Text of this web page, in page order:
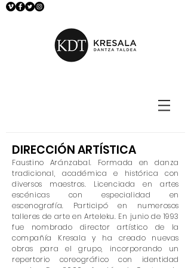
DIRECCIÓN ARTÍSTICA
Faustino Aránzabal. Formada en danza
tradicional, académica e histórica con
diversos maestros. Licenciada en artes
escénicas con especialidad en
escenografía. Participó en numerosos
talleres de arte en Arteleku. En junio de 1993
fue nombrado director artístico de la
compañía Kresala y ha creado nuevas
obras para el grupo, incorporando un
repertorio coreográfico con identidad